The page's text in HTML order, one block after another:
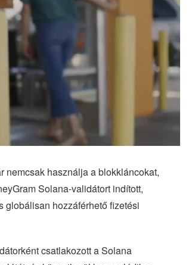
nemcsak használja a blokkláncokat,
Solana-validátort indított,
globálisan hozzáférhető fizetési
csatlakozott a Solana